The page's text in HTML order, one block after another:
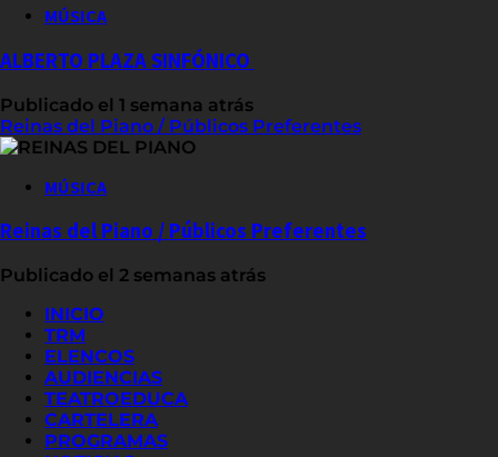
MÚSICA
ALBERTO PLAZA SINFÓNICO
Publicado el 1 semana atrás
Reinas del Piano / Públicos Preferentes
MÚSICA
Reinas del Piano / Públicos Preferentes
Publicado el 2 semanas atrás
INICIO
TRM
ELENCOS
AUDIENCIAS
TEATROEDUCA
CARTELERA
PROGRAMAS